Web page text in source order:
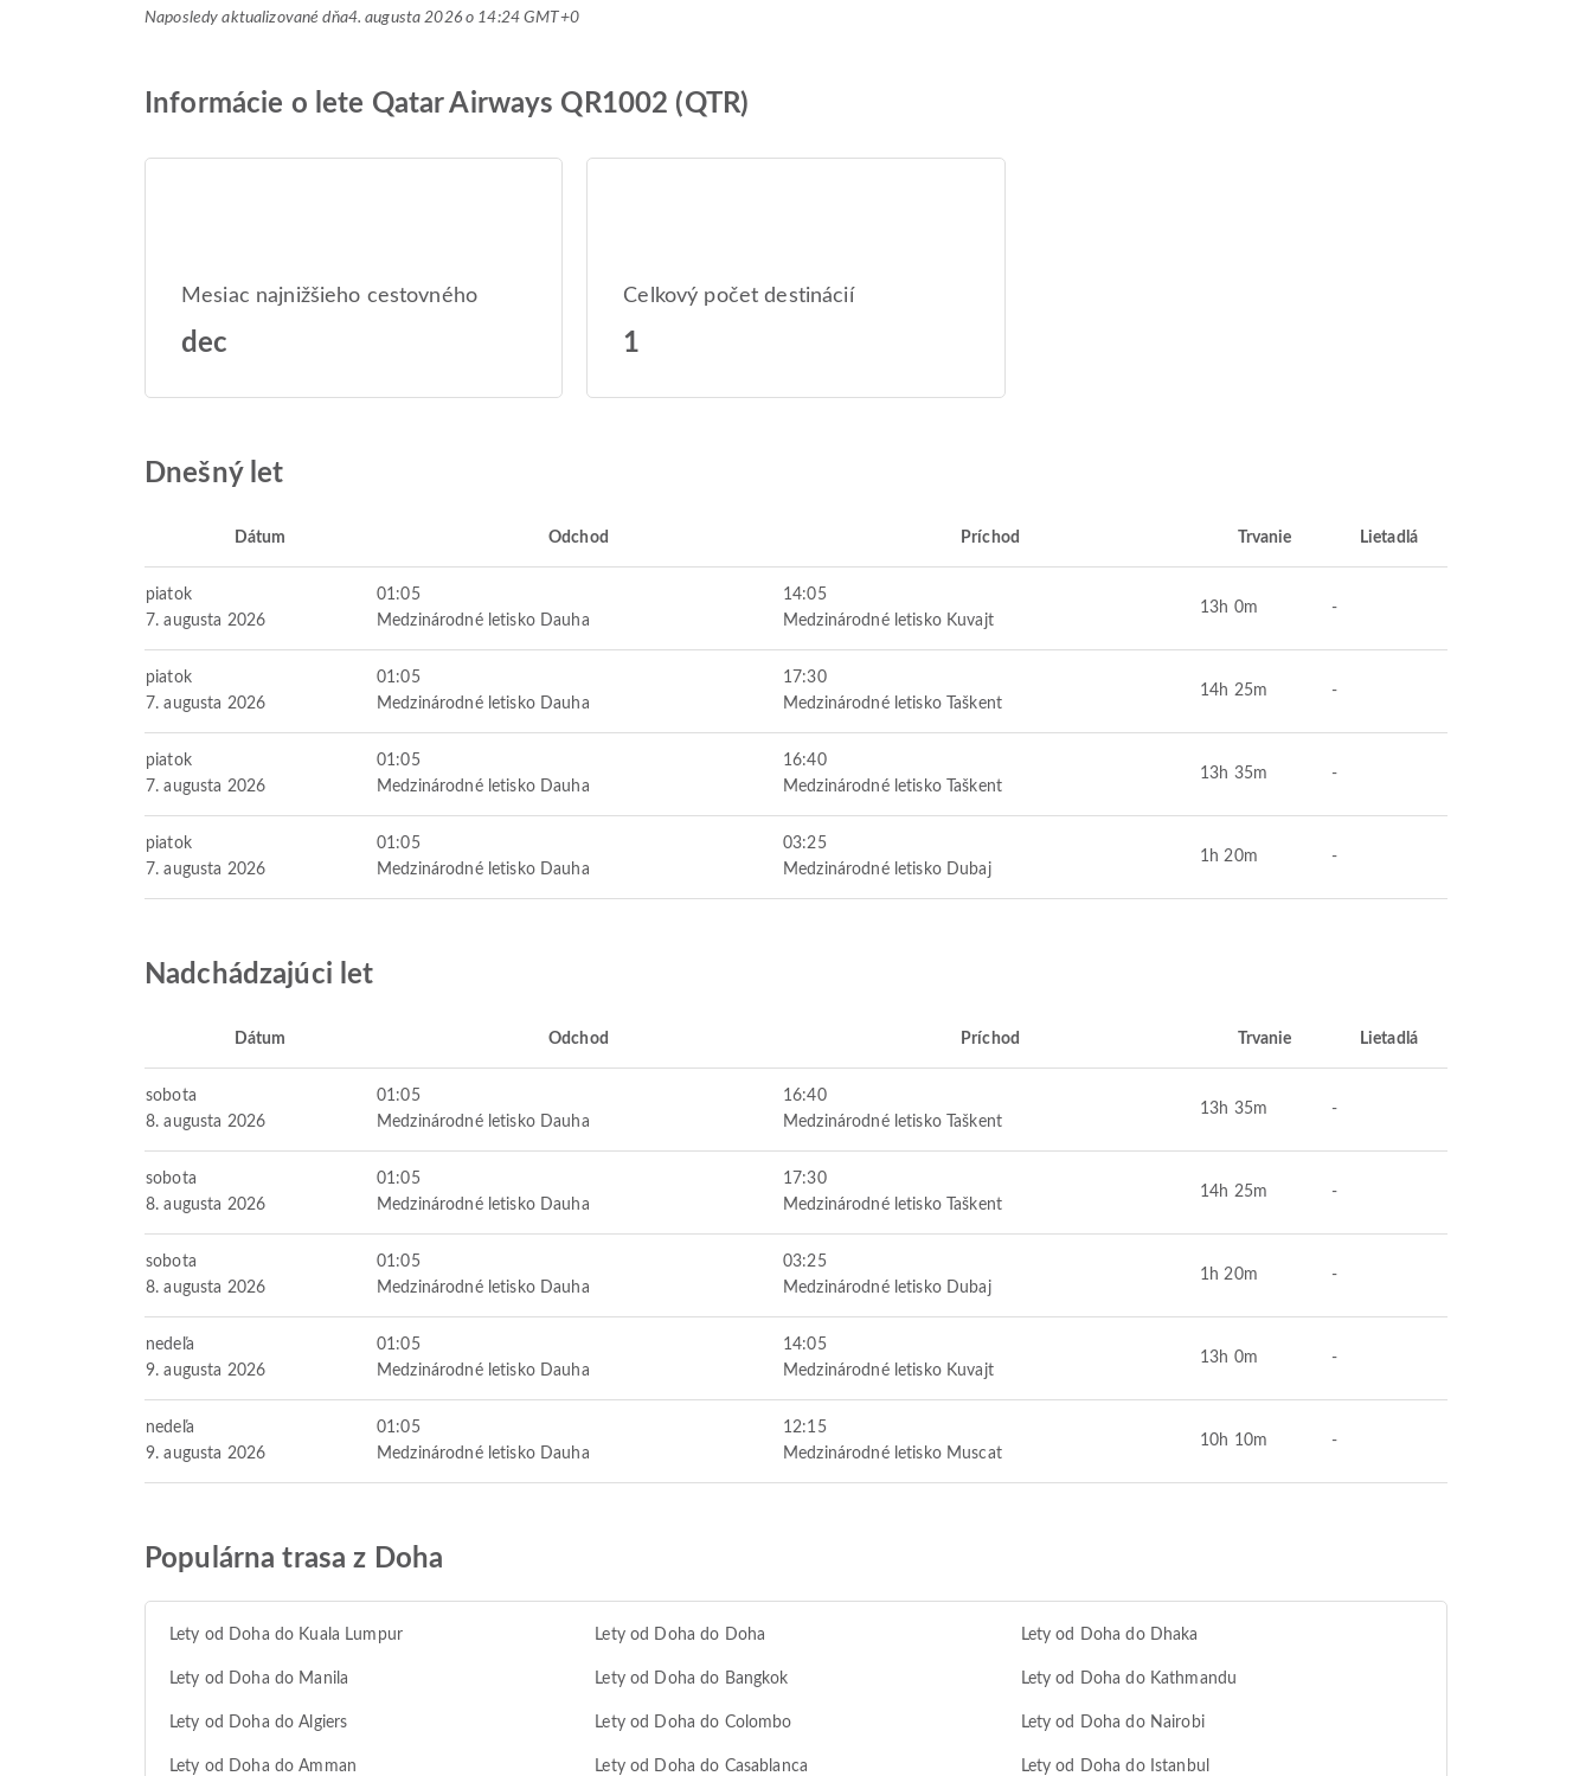
Naposledy aktualizované dňa4. augusta 2026 o 14:24 GMT+0
Informácie o lete Qatar Airways QR1002 (QTR)
Mesiac najnižšieho cestovného
dec
Celkový počet destinácií
1
Dnešný let
Dátum Odchod Príchod Trvanie Lietadlá
piatok
7. augusta 2026
01:05
Medzinárodné letisko Dauha
14:05
Medzinárodné letisko Kuvajt
13h 0m -
piatok
7. augusta 2026
01:05
Medzinárodné letisko Dauha
17:30
Medzinárodné letisko Taškent
14h 25m -
piatok
7. augusta 2026
01:05
Medzinárodné letisko Dauha
16:40
Medzinárodné letisko Taškent
13h 35m -
piatok
7. augusta 2026
01:05
Medzinárodné letisko Dauha
03:25
Medzinárodné letisko Dubaj
1h 20m -
Nadchádzajúci let
Dátum Odchod Príchod Trvanie Lietadlá
sobota
8. augusta 2026
01:05
Medzinárodné letisko Dauha
16:40
Medzinárodné letisko Taškent
13h 35m -
sobota
8. augusta 2026
01:05
Medzinárodné letisko Dauha
17:30
Medzinárodné letisko Taškent
14h 25m -
sobota
8. augusta 2026
01:05
Medzinárodné letisko Dauha
03:25
Medzinárodné letisko Dubaj
1h 20m -
nedeľa
9. augusta 2026
01:05
Medzinárodné letisko Dauha
14:05
Medzinárodné letisko Kuvajt
13h 0m -
nedeľa
9. augusta 2026
01:05
Medzinárodné letisko Dauha
12:15
Medzinárodné letisko Muscat
10h 10m -
Populárna trasa z Doha
Lety od Doha do Kuala Lumpur Lety od Doha do Doha Lety od Doha do Dhaka
Lety od Doha do Manila Lety od Doha do Bangkok Lety od Doha do Kathmandu
Lety od Doha do Algiers Lety od Doha do Colombo Lety od Doha do Nairobi
Lety od Doha do Amman Lety od Doha do Casablanca Lety od Doha do Istanbul